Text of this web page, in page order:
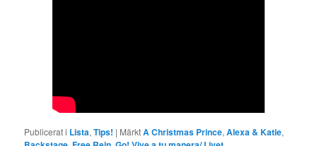
Publicerat i Lista,Tips! | MärktA Christmas Prince,Alexa & Katie,